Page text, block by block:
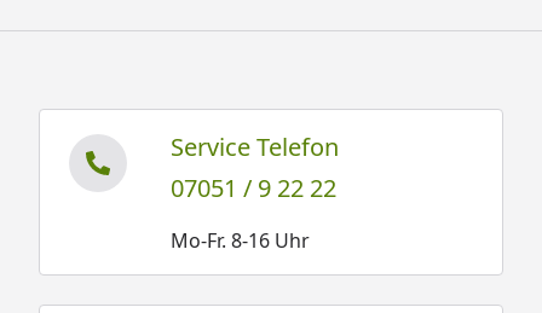
Service Telefon
07051 / 9 22 22
Mo-Fr. 8-16 Uhr